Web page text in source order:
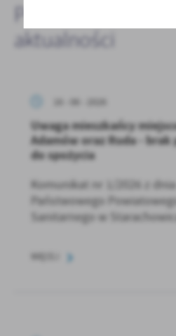
Pozostałe
aktualności
16 - 06 - 2026
Uwaga mieszkańcy
Adamów oraz Ruda -
do spożycia
Komunikat nr 1/2026 z dnia
Państwowego
Sanitarnego w